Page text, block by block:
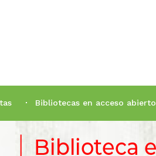
Bibliotecas en acceso abierto